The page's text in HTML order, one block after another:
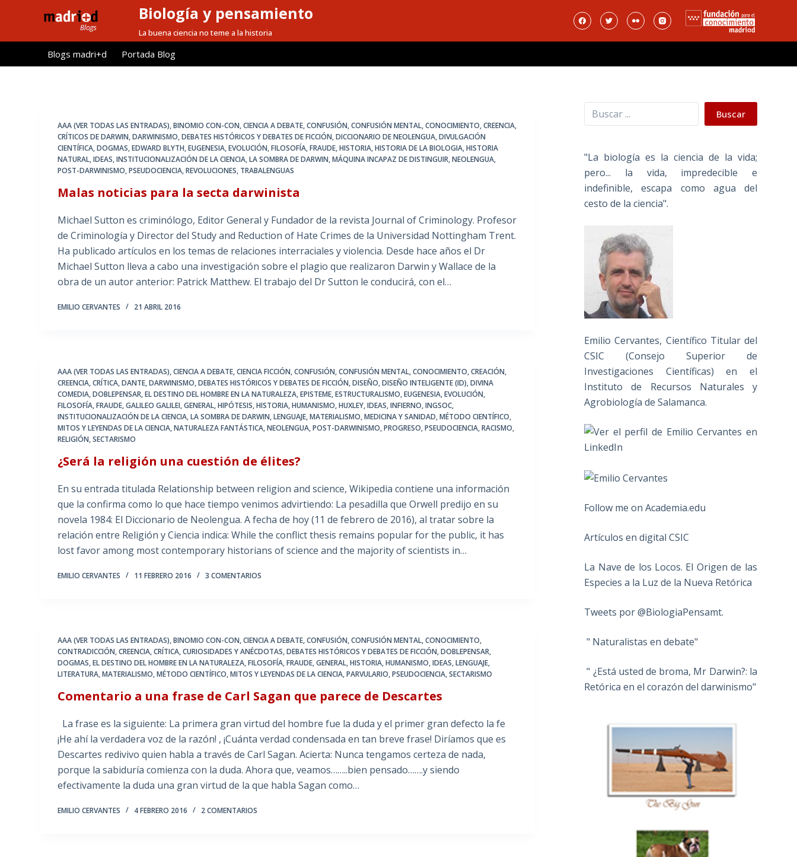
l
Biología y pensamiento
La buena ciencia no teme a la historia
Blogs madri+d Portada Blog
AAA (VER TODAS LAS ENTRADAS),BINOMIO CON-CON,CIENCIA A DEBATE,CONFUSIÓN,CONFUSIÓN MENTAL,CONOCIMIENTO,CREENCIA,
CRÍTICOS DE DARWIN,DARWINISMO,DEBATES HISTÓRICOS Y DEBATES DE FICCIÓN,DICCIONARIO DE NEOLENGUA,DIVULGACIÓN
CIENTÍFICA,DOGMAS,EDWARD BLYTH,EUGENESIA,EVOLUCIÓN,FILOSOFÍA,FRAUDE,HISTORIA,HISTORIA DE LA BIOLOGIA,HISTORIA
NATURAL,IDEAS,INSTITUCIONALIZACIÓN DE LA CIENCIA,LA SOMBRA DE DARWIN,MÁQUINA INCAPAZ DE DISTINGUIR,NEOLENGUA,
POST-DARWINISMO,PSEUDOCIENCIA,REVOLUCIONES, TRABALENGUAS
Malas noticias para la secta darwinista
Michael Sutton es criminólogo, Editor General y Fundador de la revista Journal of Criminology. Profesor
de Criminología y Director del Study and Reduction of Hate Crimes de la Universidad Nottingham Trent.
Ha publicado artículos en los temas de relaciones interraciales y violencia. Desde hace años el Dr
Michael Sutton lleva a cabo una investigación sobre el plagio que realizaron Darwin y Wallace de la
obra de un autor anterior: Patrick Matthew. El trabajo del Dr Sutton le conducirá, con el…
EMILIO CERVANTES 21 ABRIL 2016
AAA (VER TODAS LAS ENTRADAS),CIENCIA A DEBATE,CIENCIA FICCIÓN,CONFUSIÓN,CONFUSIÓN MENTAL,CONOCIMIENTO,CREACIÓN,
CREENCIA,CRÍTICA,DANTE,DARWINISMO,DEBATES HISTÓRICOS Y DEBATES DE FICCIÓN,DISEÑO,DISEÑO INTELIGENTE (ID),DIVINA
COMEDIA,DOBLEPENSAR,EL DESTINO DEL HOMBRE EN LA NATURALEZA,EPISTEME,ESTRUCTURALISMO,EUGENESIA,EVOLUCIÓN,
FILOSOFÍA,FRAUDE,GALILEO GALILEI,GENERAL,HIPÓTESIS,HISTORIA,HUMANISMO,HUXLEY,IDEAS,INFIERNO,INGSOC,
INSTITUCIONALIZACIÓN DE LA CIENCIA,LA SOMBRA DE DARWIN,LENGUAJE,MATERIALISMO,MEDICINA Y SANIDAD,MÉTODO CIENTÍFICO,
MITOS Y LEYENDAS DE LA CIENCIA,NATURALEZA FANTÁSTICA,NEOLENGUA,POST-DARWINISMO,PROGRESO,PSEUDOCIENCIA,RACISMO,
RELIGIÓN,SECTARISMO
¿Será la religión una cuestión de élites?
En su entrada titulada Relationship between religion and science, Wikipedia contiene una información
que la confirma como lo que hace tiempo venimos advirtiendo: La pesadilla que Orwell predijo en su
novela 1984: El Diccionario de Neolengua. A fecha de hoy (11 de febrero de 2016), al tratar sobre la
relación entre Religión y Ciencia indica: While the conflict thesis remains popular for the public, it has
lost favor among most contemporary historians of science and the majority of scientists in…
EMILIO CERVANTES 11 FEBRERO 2016 3 COMENTARIOS
AAA (VER TODAS LAS ENTRADAS),BINOMIO CON-CON,CIENCIA A DEBATE,CONFUSIÓN,CONFUSIÓN MENTAL,CONOCIMIENTO,
CONTRADICCIÓN,CREENCIA,CRÍTICA,CURIOSIDADES Y ANÉCDOTAS,DEBATES HISTÓRICOS Y DEBATES DE FICCIÓN,DOBLEPENSAR,
DOGMAS,EL DESTINO DEL HOMBRE EN LA NATURALEZA,FILOSOFÍA,FRAUDE,GENERAL,HISTORIA,HUMANISMO,IDEAS,LENGUAJE,
LITERATURA,MATERIALISMO,MÉTODO CIENTÍFICO,MITOS Y LEYENDAS DE LA CIENCIA,PARVULARIO,PSEUDOCIENCIA,SECTARISMO
Comentario a una frase de Carl Sagan que parece de Descartes
La frase es la siguiente: La primera gran virtud del hombre fue la duda y el primer gran defecto la fe
¡He ahí la verdadera voz de la razón! , ¡Cuánta verdad condensada en tan breve frase! Diríamos que es
Descartes redivivo quien habla a través de Carl Sagan. Acierta: Nunca tengamos certeza de nada,
porque la sabiduría comienza con la duda. Ahora que, veamos……..bien pensado…….y siendo
efectivamente la duda una gran virtud de la que habla Sagan como…
EMILIO CERVANTES 4 FEBRERO 2016 2 COMENTARIOS
Buscar Buscar
"La biología es la ciencia de la vida;
pero... la vida, impredecible e
indefinible, escapa como agua del
cesto de la ciencia".
Emilio Cervantes, Científico Titular del
CSIC (Consejo Superior de
Investigaciones Científicas) en el
Instituto de Recursos Naturales y
Agrobiología de Salamanca.
Follow me on Academia.edu
Artículos en digital CSIC
La Nave de los Locos. El Origen de las
Especies a la Luz de la Nueva Retórica
Tweets por @BiologiaPensamt.
" Naturalistas en debate"
" ¿Está usted de broma, Mr Darwin?: la
Retórica en el corazón del darwinismo"